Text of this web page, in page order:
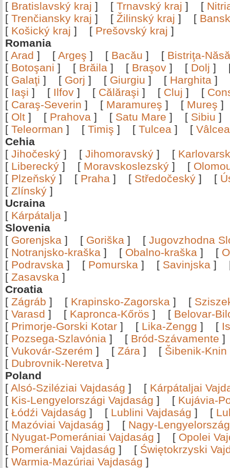
[ Bratislavský kraj ] [ Trnavský kraj ] [
[ Trenčiansky kraj ] [ Žilinský kraj ] [
[ Košický kraj ] [ Prešovský kraj ]
Romania
[ Arad ] [ Argeş ] [ Bacău ] [ Bistriţa-
[ Botoşani ] [ Brăila ] [ Braşov ] [ Dolj ]
[ Galaţi ] [ Gorj ] [ Giurgiu ] [ Harghita ]
[ Iaşi ] [ Ilfov ] [ Călăraşi ] [ Cluj ] [
[ Caraş-Severin ] [ Maramureş ] [ Mureş
[ Olt ] [ Prahova ] [ Satu Mare ] [ Sibiu
[ Teleorman ] [ Timiş ] [ Tulcea ] [
Cehia
[ Jihočeský ] [ Jihomoravský ] [
[ Liberecký ] [ Moravskoslezský ] [
[ Plzeňský ] [ Praha ] [ Středočeský ] [
[ Zlínský ]
Ucraina
[ Kárpátalja ]
Slovenia
[ Gorenjska ] [ Goriška ] [ Jugovzhodna
[ Notranjsko-kraška ] [ Obalno-kraška ] [
[ Podravska ] [ Pomurska ] [ Savinjska ]
[ Zasavska ]
Croatia
[ Zágráb ] [ Krapinsko-Zagorska ] [
[ Varasd ] [ Kapronca-Kőrös ] [ Belovar-
[ Primorje-Gorski Kotar ] [ Lika-Zengg ] [
[ Pozsega-Szlavónia ] [ Bród-Szávamente
[ Vukovár-Szerém ] [ Zára ] [ Šibenik-Knin
[ Dubrovnik-Neretva ]
Poland
[ Alsó-Sziléziai Vajdaság ] [ Kárpátaljai
[ Kis-Lengyelországi Vajdaság ] [ Kujávia-
[ Łódźi Vajdaság ] [ Lublini Vajdaság ] [
[ Mazóviai Vajdaság ] [ Nagy-
[ Nyugat-Pomerániai Vajdaság ] [ Opolei
[ Pomerániai Vajdaság ] [ Świętokrzyski
[ Warmia-Mazúriai Vajdaság ]